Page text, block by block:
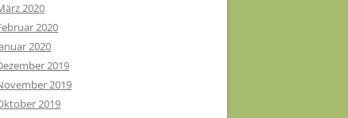
2020
2020
2020
2019
2019
2019